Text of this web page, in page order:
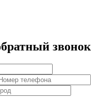
звонок